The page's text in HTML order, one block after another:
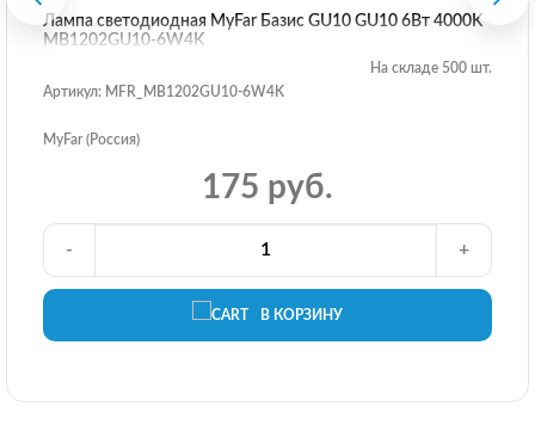
Лампа светодиодная MyFar Базиc GU10 GU10 6Вт 4000K
MB1202GU10-6W4K
На складе 500 шт.
Артикул: MFR_MB1202GU10-6W4K
MyFar (Россия)
175 руб.
В КОРЗИНУ
- +